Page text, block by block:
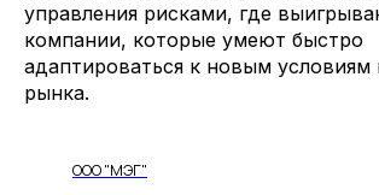
управления рисками, где
компании, которые умеют быстро
адаптироваться к новым условиям
рынка.
ООО "МЭГ"